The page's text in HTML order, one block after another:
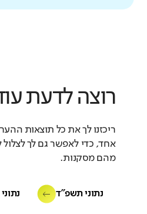
רוצה לדעת
ריכזנו לך את כל תוצאות
אחד, כדי לאפשר גם לך לצלול
מהם מסקנות.
נתוני תשפ"ד